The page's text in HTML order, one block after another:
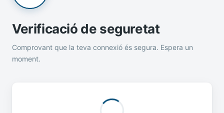
Verificació de seguretat
Comprovant que la teva connexió és segura. Espera un
moment.